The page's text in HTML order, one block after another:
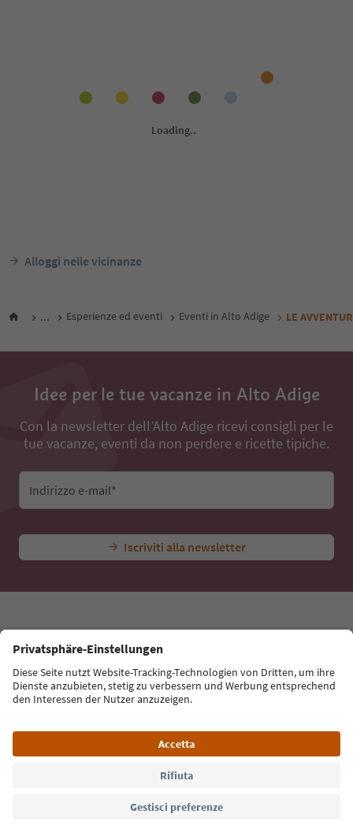
Alto Adige Guest Pass
notte / ospiti IVA incl.
Alloggi nelle vicinanze
... Esperienze ed eventi Eventi in Alto Adige LE
Con la newsletter dell’Alto Adige ricevi consigli per le
Iscriviti alla newsletter